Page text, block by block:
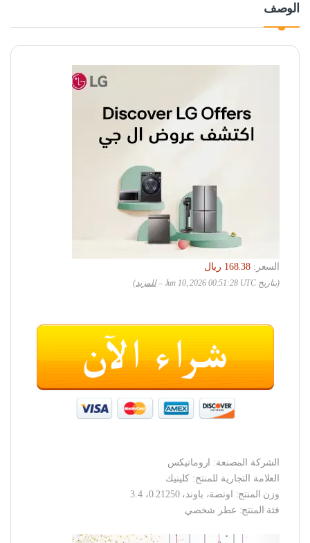
الوصف
السعر:
‏168.38 ريال
(بتاريخ Jun 10, 2026 00:51:28 UTC – للمزيد)
الشركة المصنعة: اروماتيكس
العلامة التجارية للمنتج: كلينيك
وزن المنتج: اونصة، باوند، 0.21250، 3.4
فئة المنتج: عطر شخصي